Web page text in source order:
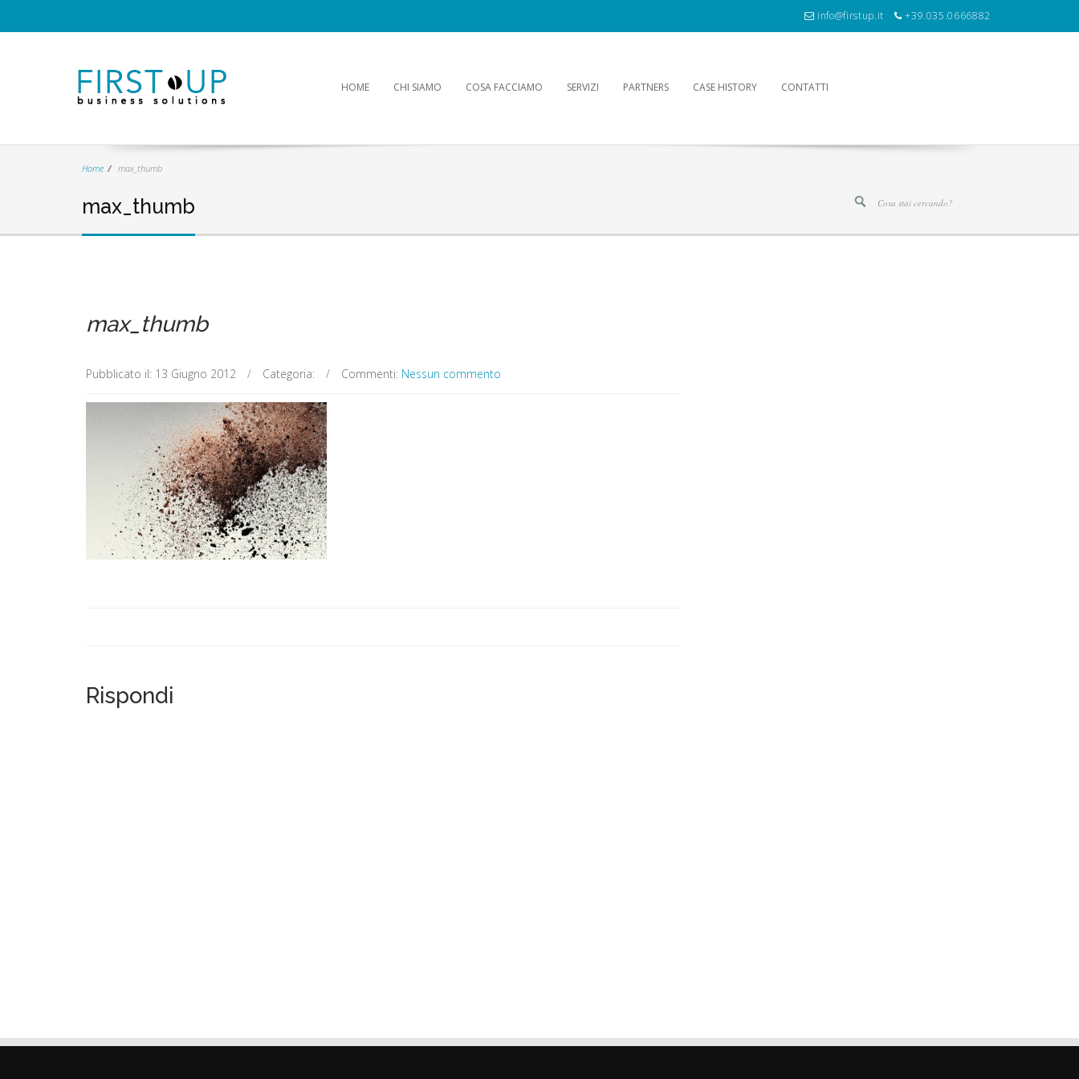
info@firstup.it +39.035.0666882
HOME CHI SIAMO COSA FACCIAMO SERVIZI PARTNERS CASE HISTORY CONTATTI
Home max_thumb
max_thumb
max_thumb
Pubblicato il: 13 Giugno 2012 / Categoria: / Commenti: Nessun commento
Rispondi